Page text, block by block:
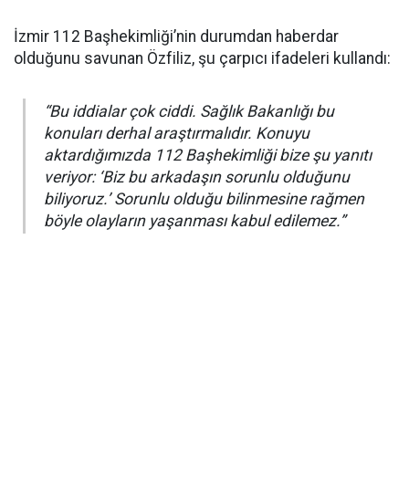
İzmir 112 Başhekimliği’nin durumdan haberdar
olduğunu savunan Özfiliz, şu çarpıcı ifadeleri kullandı:
“Bu iddialar çok ciddi. Sağlık Bakanlığı bu
konuları derhal araştırmalıdır. Konuyu
aktardığımızda 112 Başhekimliği bize şu yanıtı
veriyor: ‘Biz bu arkadaşın sorunlu olduğunu
biliyoruz.’ Sorunlu olduğu bilinmesine rağmen
böyle olayların yaşanması kabul edilemez.”